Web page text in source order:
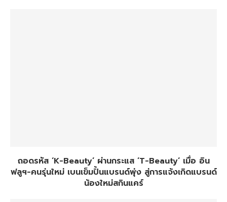
ถอดรหัส ‘K-Beauty’ ผ่านกระแส ’T-Beauty’ เมื่อ อิน
ฟลูฯ-คนรุ่นใหม่ เบนเข็มปั้นแบรนด์พุ่ง สู่การแจ้งเกิดแบรนด์
น้องใหม่สกินแคร์